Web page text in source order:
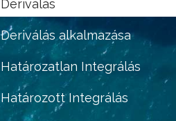
Deriválás
Deriválás alkalmazása
Határozatlan Integrálás
Határozott Integrálás